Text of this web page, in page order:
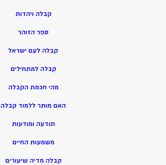
קבלה ויהדות
ספר הזוהר
קבלה לעם ישראל
קבלה למתחילים
מהי חכמת הקבלה
האם מותר ללמוד קבלה
תודעה ומודעות
משמעות החיים
קבלה מדיה שיעורים